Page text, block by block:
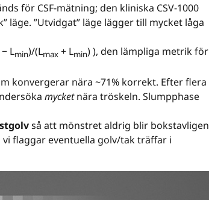
för CSF-mätning; den kliniska CSV-1000
läge. ”Utvidgat” läge lägger till mycket låga
− Lmin)/(Lmax + Lmin) ), den lämpliga metrik för
konvergerar nära ~71% korrekt. Efter flera
mycketnära tröskeln. Slumpphase
så att mönstret aldrig blir bokstavligen
flaggar eventuella golv/tak träffar i